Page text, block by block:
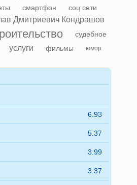
смартфон соц сети
Дмитриевич Кондрашов
судебное
услуги фильмы юмор
6.93
5.37
3.99
3.37